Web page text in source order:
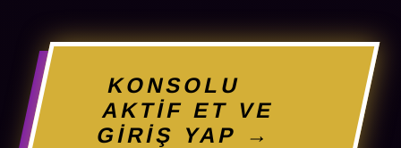
KONSOLU
AKTİF ET VE
GİRİŞ YAP →